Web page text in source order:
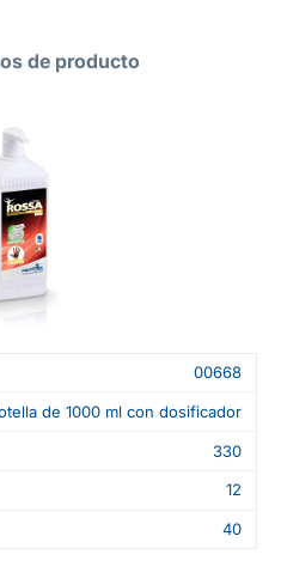
de producto
00668
de 1000 ml con dosificador
330
12
40